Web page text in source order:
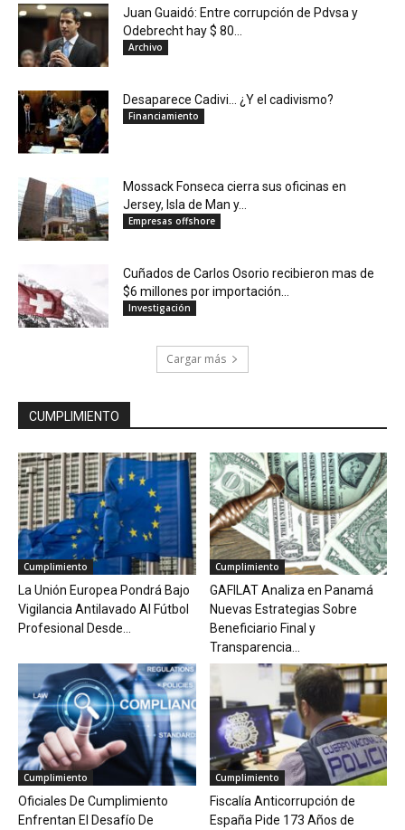
Juan Guaidó: Entre corrupción de Pdvsa y
Odebrecht hay $ 80...
Archivo
Desaparece Cadivi… ¿Y el cadivismo?
Financiamiento
Mossack Fonseca cierra sus oficinas en
Jersey, Isla de Man y...
Empresas offshore
Cuñados de Carlos Osorio recibieron mas de
$6 millones por importación...
Investigación
Cargar más
CUMPLIMIENTO
Cumplimiento
La Unión Europea Pondrá Bajo
Vigilancia Antilavado Al Fútbol
Profesional Desde...
Cumplimiento
GAFILAT Analiza en Panamá
Nuevas Estrategias Sobre
Beneficiario Final y
Transparencia...
Cumplimiento
Oficiales De Cumplimiento
Enfrentan El Desafío De
Cumplimiento
Fiscalía Anticorrupción de
España Pide 173 Años de